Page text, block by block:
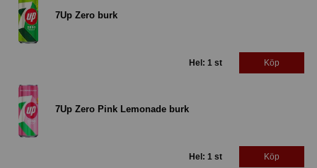
7Up Zero burk
Hel: 1 st Köp
7Up Zero Pink Lemonade burk
Hel: 1 st Köp